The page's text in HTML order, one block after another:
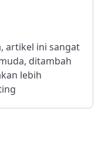
artikel ini sangat
ditambah
lebih